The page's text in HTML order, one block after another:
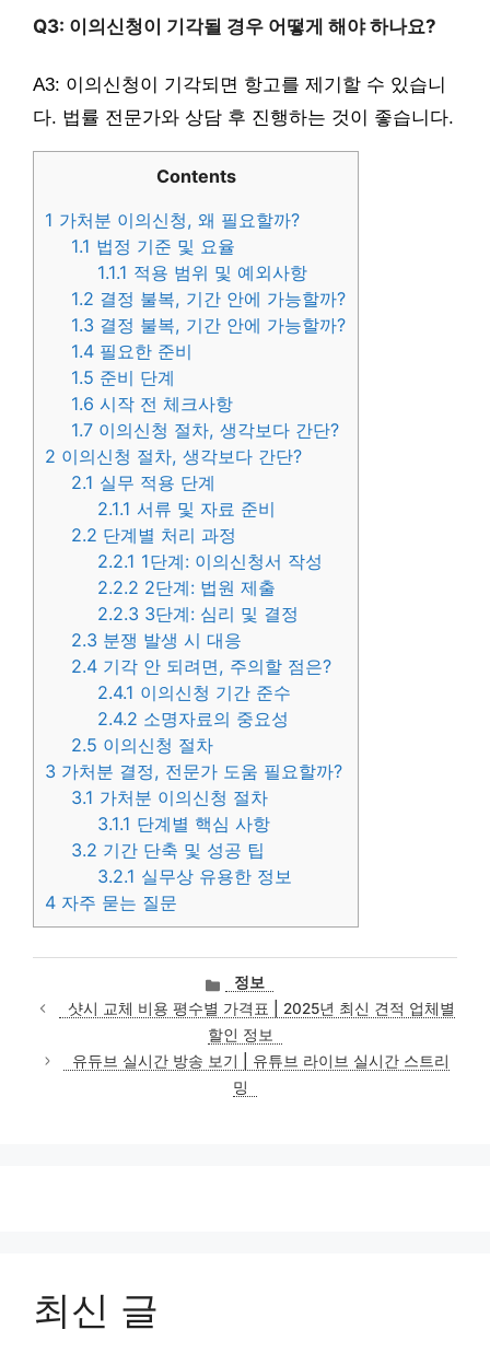
Q3: 이의신청이 기각될 경우 어떻게 해야 하나요?
A3: 이의신청이 기각되면 항고를 제기할 수 있습니
다. 법률 전문가와 상담 후 진행하는 것이 좋습니다.
Contents
1 가처분 이의신청, 왜 필요할까?
1.1 법정 기준 및 요율
1.1.1 적용 범위 및 예외사항
1.2 결정 불복, 기간 안에 가능할까?
1.3 결정 불복, 기간 안에 가능할까?
1.4 필요한 준비
1.5 준비 단계
1.6 시작 전 체크사항
1.7 이의신청 절차, 생각보다 간단?
2 이의신청 절차, 생각보다 간단?
2.1 실무 적용 단계
2.1.1 서류 및 자료 준비
2.2 단계별 처리 과정
2.2.1 1단계: 이의신청서 작성
2.2.2 2단계: 법원 제출
2.2.3 3단계: 심리 및 결정
2.3 분쟁 발생 시 대응
2.4 기각 안 되려면, 주의할 점은?
2.4.1 이의신청 기간 준수
2.4.2 소명자료의 중요성
2.5 이의신청 절차
3 가처분 결정, 전문가 도움 필요할까?
3.1 가처분 이의신청 절차
3.1.1 단계별 핵심 사항
3.2 기간 단축 및 성공 팁
3.2.1 실무상 유용한 정보
4 자주 묻는 질문
카
테
고
리
정보
샷시 교체 비용 평수별 가격표 | 2025년 최신 견적 업체별
할인 정보
유듀브 실시간 방송 보기 | 유튜브 라이브 실시간 스트리
밍
최신 글